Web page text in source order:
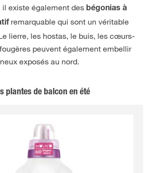
il existe également des bégonias à
remarquable qui sont un véritable
lierre, les hostas, le buis, les cœurs-
peuvent également embellir
exposés au nord.
plantes de balcon en été